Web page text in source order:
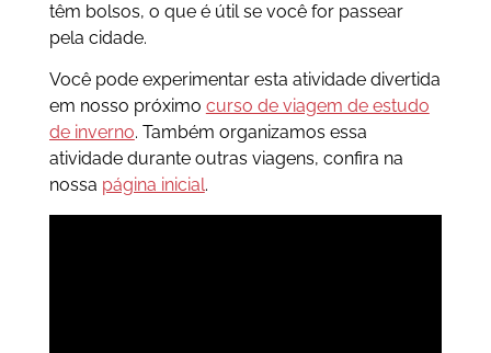
têm bolsos, o que é útil se você for passear
pela cidade.
Você pode experimentar esta atividade divertida
em nosso próximo curso de viagem de estudo
de inverno. Também organizamos essa
atividade durante outras viagens, confira na
nossa página inicial.